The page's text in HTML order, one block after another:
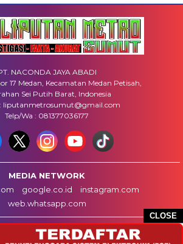
CLOSE
NACONDA JAYA ABADI
17 Medan, Kecamatan Medan Petisah,
Sei Putih Barat, Indonesia
liputanmetrosumut@gmail.com
Telp/Wa : 081377036177
MEDIA NETWORK
google.co.id
instagram.com
web.whatsapp.com
INFO IKLAN
DISCLAIMER